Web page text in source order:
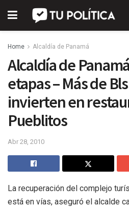
Home Alcaldía de Panamá
Alcaldía de
etapas – Más de
invierten en
Pueblitos
Abr 28, 2010
La recuperación del complejo
está en vías, aseguró el alcalde